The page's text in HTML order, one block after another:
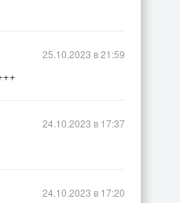
25.10.2023 в 21:59
24.10.2023 в 17:37
24.10.2023 в 17:20